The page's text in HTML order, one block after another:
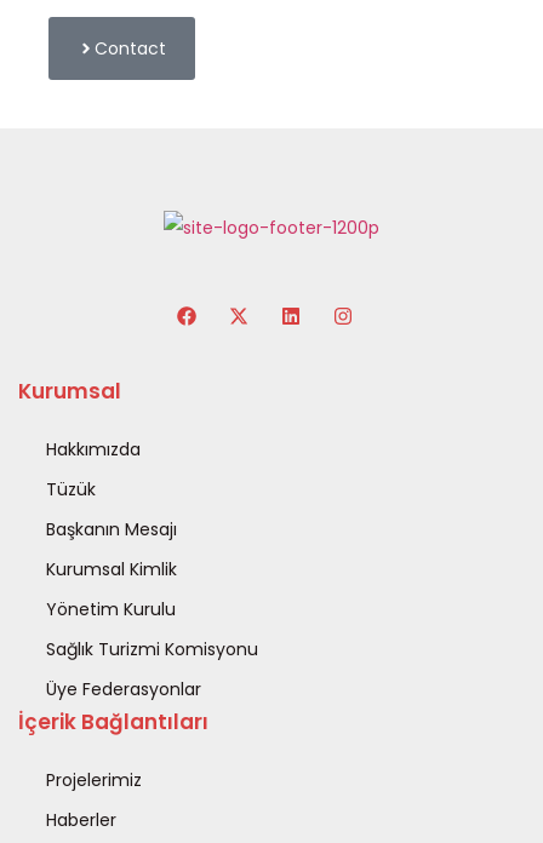
Contact
Kurumsal
Hakkımızda
Tüzük
Başkanın Mesajı
Kurumsal Kimlik
Yönetim Kurulu
Sağlık Turizmi Komisyonu
Üye Federasyonlar
İçerik Bağlantıları
Projelerimiz
Haberler